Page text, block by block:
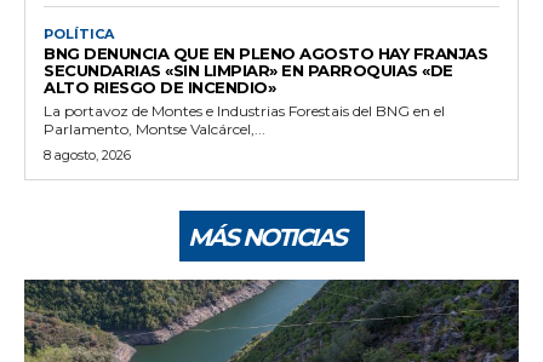
POLÍTICA
BNG DENUNCIA QUE EN PLENO AGOSTO HAY FRANJAS
SECUNDARIAS «SIN LIMPIAR» EN PARROQUIAS «DE
ALTO RIESGO DE INCENDIO»
La portavoz de Montes e Industrias Forestais del BNG en el
Parlamento, Montse Valcárcel,...
8 agosto, 2026
MÁS NOTICIAS